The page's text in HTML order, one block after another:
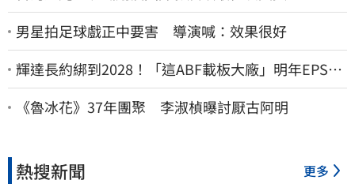
男星拍足球戲正中要害 導演喊：效果很好
輝達長約綁到2028！「這ABF載板大廠」明年EPS上
看22元 目標價至1000元
《魯冰花》37年團聚 李淑楨曝討厭古阿明
熱搜新聞 更多